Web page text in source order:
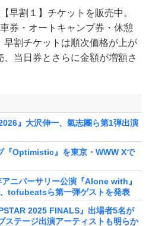
早割１】チケットを販売中。
券・オートキャンプ券・休憩
早割チケットは順次価格が上が
、当日券とさらに金額が増額さ
』大沢伸一、氣志團ら第1弾出演
『Optimistic』を東京・WWW Xで
ニバーサリー公演『Alone with』
tofubeatsら第一弾ゲストを発表
2025 FINALS』出場者5名が
テージ出演アーティストも明らか